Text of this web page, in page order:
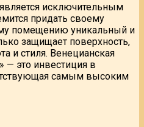
исключительным
придать своему
помещению уникальный и
защищает поверхность,
и стиля. Венецианская
— это инвестиция в
самым высоким